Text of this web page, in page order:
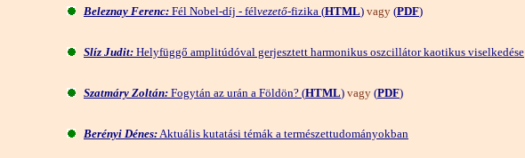
Beleznay Ferenc: Fél Nobel-díj - félvezető-fizika (HTML) vagy (PDF)
Slíz Judit: Helyfüggő amplitúdóval gerjesztett harmonikus oszcillátor kaotikus viselkedése
Szatmáry Zoltán: Fogytán az urán a Földön? (HTML) vagy (PDF)
Berényi Dénes:Aktuális kutatási témák a természettudományokban